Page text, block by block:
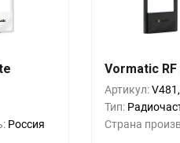
Россия
30 500
22 500₽
Vormatic RF
Артикул:
Тип:
Страна
1+ 0%
5+ -
10+ -